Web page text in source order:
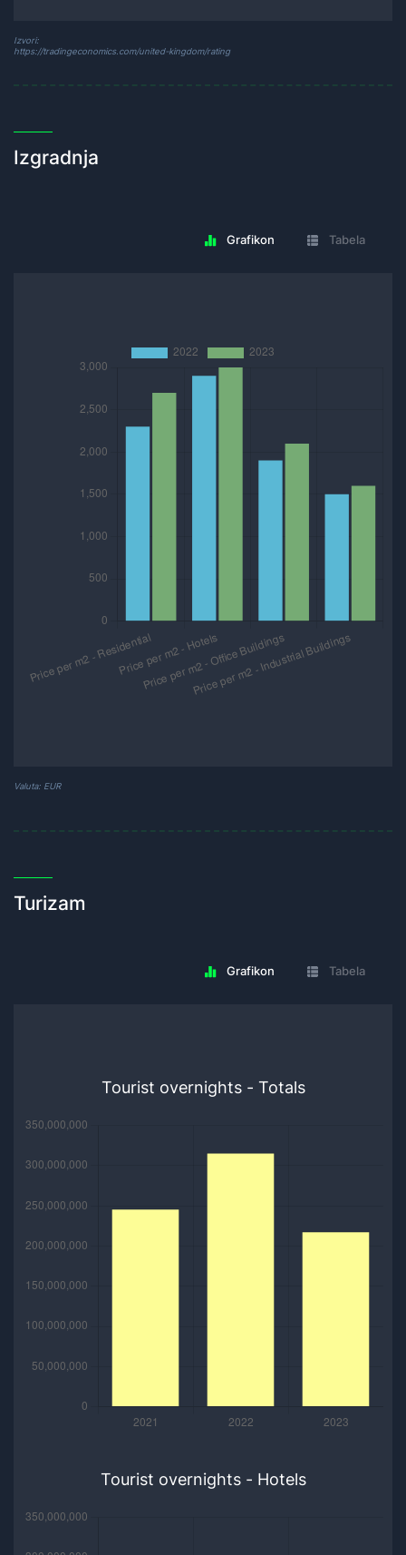
Izvori:
https://tradingeconomics.com/united-kingdom/rating
Izgradnja
Grafikon Tabela
Valuta: EUR
Turizam
Grafikon Tabela